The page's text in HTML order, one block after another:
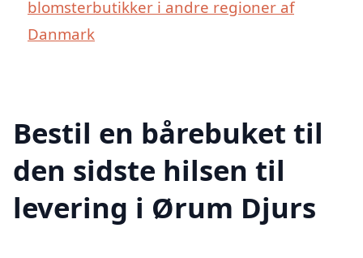
blomsterbutikker i andre regioner af
Danmark
Bestil en bårebuket til
den sidste hilsen til
levering i Ørum Djurs